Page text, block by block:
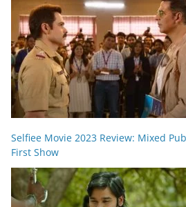
Selfiee Movie 2023 Review: Mixed
First Show